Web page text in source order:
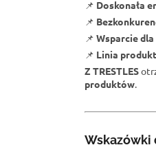
📌 Doskonała
📌
📌 Wsparcie
📌 Linia
Z TRESTLES
produktów.
Wskazówki